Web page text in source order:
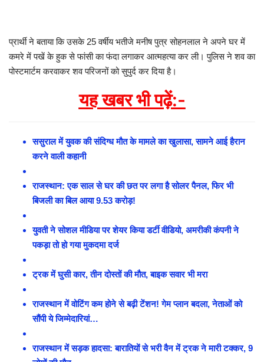
प्रार्थी ने बताया कि उसके 25 वर्षीय भतीजे मनीष पुत्र सोहनलाल ने अपने घर में
कमरे में पखें के हुक से फांसी का फंदा लगाकर आत्महत्या कर ली। पुलिस ने शव का
पोस्टमार्टम करवाकर शव परिजनों को सुपुर्द कर दिया है।
यह खबर भी पढ़ें:-
ससुराल में युवक की संदिग्ध मौत के मामले का खुलासा, सामने आई हैरान
करने वाली कहानी
राजस्थान: एक साल से घर की छत पर लगा है सोलर पैनल, फिर भी
बिजली का बिल आया 9.53 करोड़!
युवती ने सोशल मीडिया पर शेयर किया डर्टी वीडियो, अमरीकी कंपनी ने
पकड़ा तो हो गया मुकदमा दर्ज
ट्रक में घुसी कार, तीन दोस्तों की मौत, बाइक सवार भी मरा
राजस्‍थान में वोटिंग कम होने से बढ़ी टेंशन! गेम प्‍लान बदला, नेताओं को
सौंपी ये जिम्‍मेदारियां…
राजस्थान में सड़क हादसा: बारातियों से भरी वैन में ट्रक ने मारी टक्कर, 9